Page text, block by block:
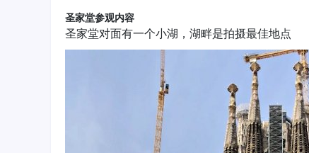
圣家堂参观内容
圣家堂对面有一个小湖，湖畔是拍摄最佳地点